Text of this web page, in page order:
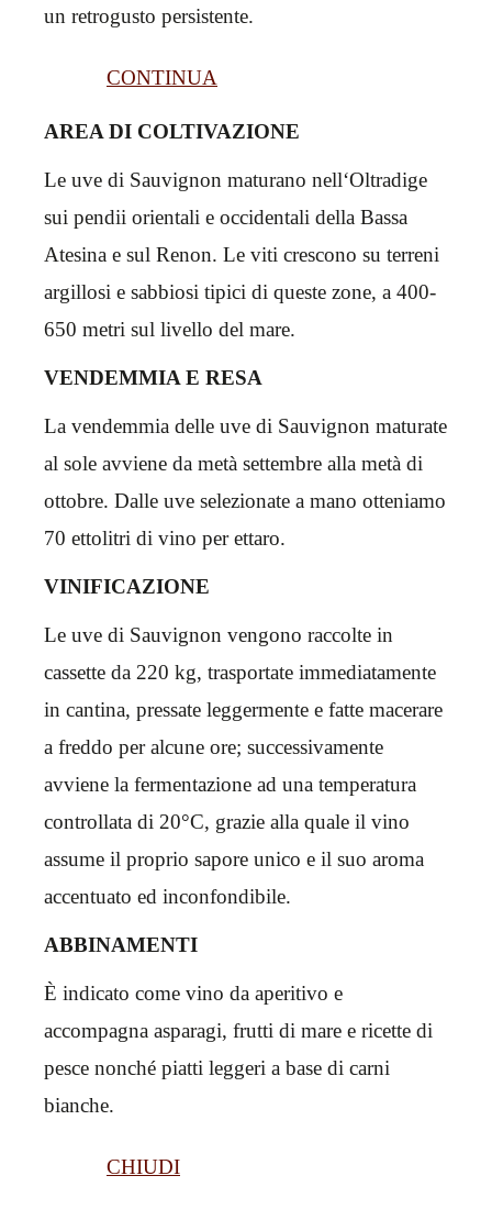
un retrogusto persistente.
CONTINUA
AREA DI COLTIVAZIONE
Le uve di Sauvignon maturano nell‘Oltradige
sui pendii orientali e occidentali della Bassa
Atesina e sul Renon. Le viti crescono su terreni
argillosi e sabbiosi tipici di queste zone, a 400-
650 metri sul livello del mare.
VENDEMMIA E RESA
La vendemmia delle uve di Sauvignon maturate
al sole avviene da metà settembre alla metà di
ottobre. Dalle uve selezionate a mano otteniamo
70 ettolitri di vino per ettaro.
VINIFICAZIONE
Le uve di Sauvignon vengono raccolte in
cassette da 220 kg, trasportate immediatamente
in cantina, pressate leggermente e fatte macerare
a freddo per alcune ore; successivamente
avviene la fermentazione ad una temperatura
controllata di 20°C, grazie alla quale il vino
assume il proprio sapore unico e il suo aroma
accentuato ed inconfondibile.
ABBINAMENTI
È indicato come vino da aperitivo e
accompagna asparagi, frutti di mare e ricette di
pesce nonché piatti leggeri a base di carni
bianche.
CHIUDI